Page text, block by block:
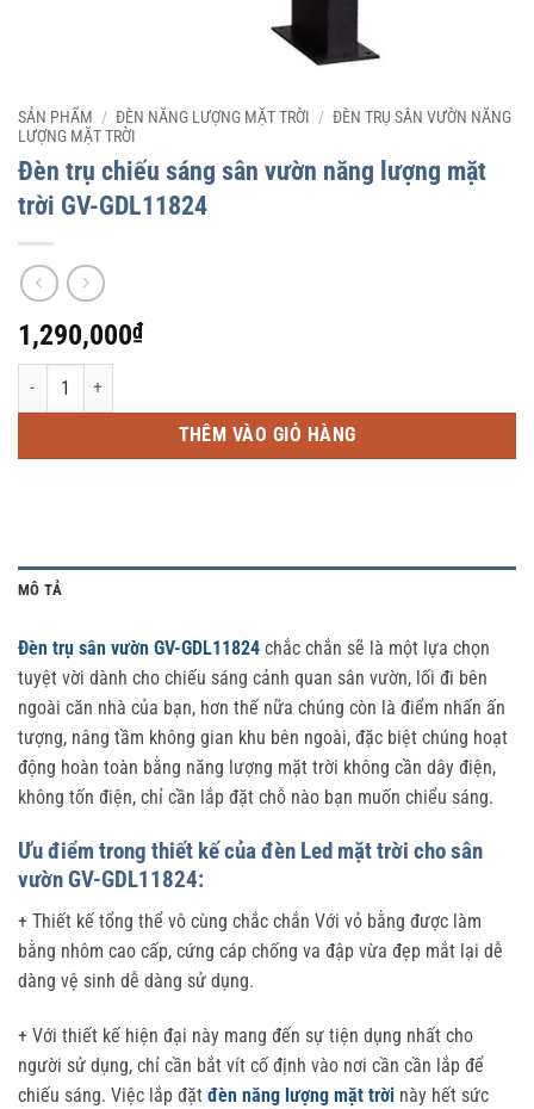
SẢN PHẨM / ĐÈN NĂNG LƯỢNG MẶT TRỜI / ĐÈN TRỤ SÂN VƯỜN NĂNG
LƯỢNG MẶT TRỜI
Đèn trụ chiếu sáng sân vườn năng lượng mặt
trời GV-GDL11824
1,290,000₫
Đèn trụ chiếu sáng sân vườn năng lượng mặt trời GV-GDL11824 số lượng
THÊM VÀO GIỎ HÀNG
MÔ TẢ
Đèn trụ sân vườn GV-GDL11824 chắc chắn sẽ là một lựa chọn
tuyệt vời dành cho chiếu sáng cảnh quan sân vườn, lối đi bên
ngoài căn nhà của bạn, hơn thế nữa chúng còn là điểm nhấn ấn
tượng, nâng tầm không gian khu bên ngoài, đặc biệt chúng hoạt
động hoàn toàn bằng năng lượng mặt trời không cần dây điện,
không tốn điện, chỉ cần lắp đặt chỗ nào bạn muốn chiểu sáng.
Ưu điểm trong thiết kế của đèn Led mặt trời cho sân
vườn GV-GDL11824:
+ Thiết kế tổng thể vô cùng chắc chắn Với vỏ bằng được làm
bằng nhôm cao cấp, cứng cáp chống va đập vừa đẹp mắt lại dễ
dàng vệ sinh dễ dàng sử dụng.
+ Với thiết kế hiện đại này mang đến sự tiện dụng nhất cho
người sử dụng, chỉ cần bắt vít cố định vào nơi cần cần lắp để
chiếu sáng. Việc lắp đặt đèn năng lượng mặt trời này hết sức